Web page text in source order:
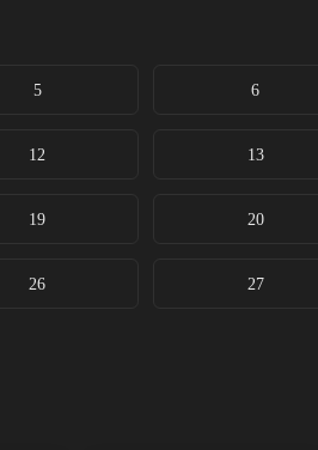
士“方谨”、变成撕漫男“全胜唐”
具中国特色的高端美妆品牌，苏
5 6
12 13
19 20
26 27